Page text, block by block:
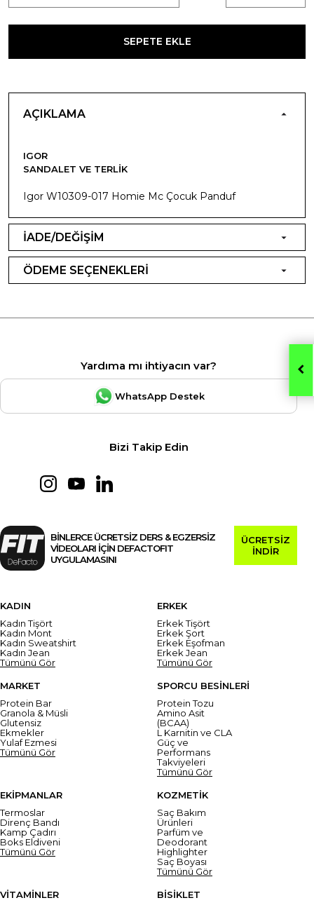
SEPETE EKLE
AÇIKLAMA
IGOR
SANDALET VE TERLIK
Igor W10309-017 Homie Mc Çocuk Panduf
İADE/DEĞİŞİM
ÖDEME SEÇENEKLERİ
Yardıma mı ihtiyacın var?
WhatsApp Destek
Bizi Takip Edin
BİNLERCE ÜCRETSİZ DERS & EGZERSİZ
VİDEOLARI İÇİN DEFACTOFIT
UYGULAMASINI
ÜCRETSİZ
İNDİR
KADIN
Kadın Tişört
Kadın Mont
Kadın Sweatshirt
Kadın Jean
Tümünü Gör
ERKEK
Erkek Tişört
Erkek Şort
Erkek Eşofman
Erkek Jean
Tümünü Gör
MARKET
Protein Bar
Granola & Müsli
Glutensiz
Ekmekler
Yulaf Ezmesi
Tümünü Gör
SPORCU BESİNLERİ
Protein Tozu
Amino Asit
(BCAA)
L Karnitin ve CLA
Güç ve
Performans
Takviyeleri
Tümünü Gör
EKİPMANLAR
Termoslar
Direnç Bandı
Kamp Çadırı
Boks Eldiveni
Tümünü Gör
KOZMETİK
Saç Bakım
Ürünleri
Parfüm ve
Deodorant
Highlighter
Saç Boyası
Tümünü Gör
VİTAMİNLER
BİSİKLET